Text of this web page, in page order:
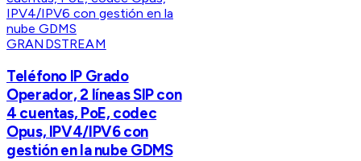
GRANDSTREAM
Teléfono IP Grado
Operador, 2 líneas SIP con
4 cuentas, PoE, codec
Opus, IPV4/IPV6 con
gestión en la nube GDMS